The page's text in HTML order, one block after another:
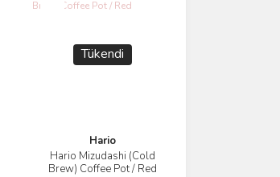
Tükendi
Hario
Hario Mizudashi (Cold
Brew) Coffee Pot / Red
İncele